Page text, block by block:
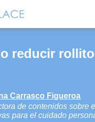
reducir
Carrasco Figueroa
de contenidos sobre
para el cuidado